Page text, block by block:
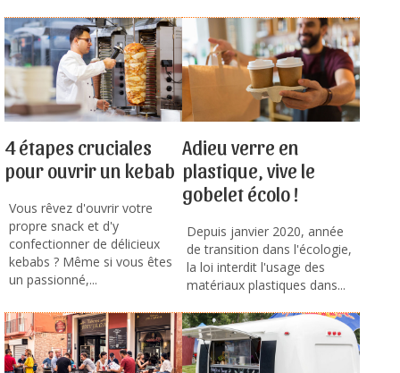
4 étapes cruciales
pour ouvrir un kebab
Vous rêvez d'ouvrir votre
propre snack et d'y
confectionner de délicieux
kebabs ? Même si vous êtes
un passionné,...
Adieu verre en
plastique, vive le
gobelet écolo !
Depuis janvier 2020, année
de transition dans l'écologie,
la loi interdit l'usage des
matériaux plastiques dans...